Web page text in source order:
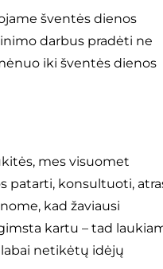
šventės dienos
darbus pradėti ne
iki šventės dienos
mes visuomet
patarti, konsultuoti,
kad žaviausi
kartu – tad
netikėtų idėjų